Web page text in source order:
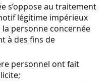
s’oppose au traitement
légitime impérieux
personne concernée
à des fins de
personnel ont fait